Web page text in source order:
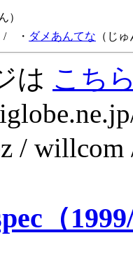
）
/ ・ ダメあんてな （じ
は こち
/
（